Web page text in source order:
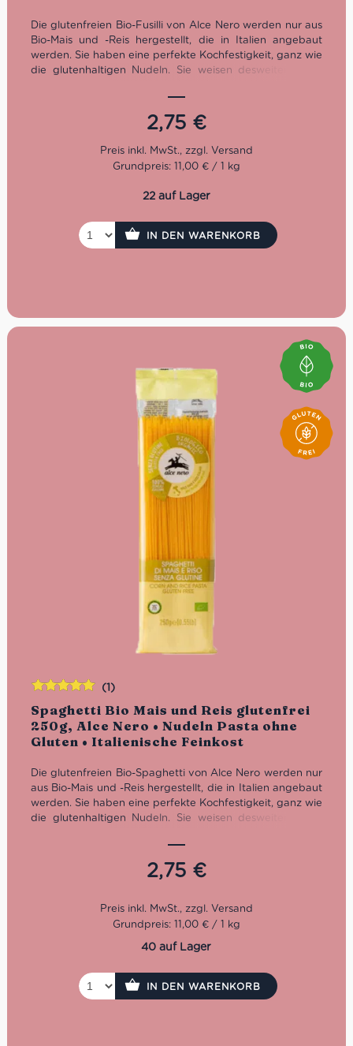
Die glutenfreien Bio-Fusilli von Alce Nero werden nur aus
Bio-Mais und -Reis hergestellt, die in Italien angebaut
werden. Sie haben eine perfekte Kochfestigkeit, ganz wie
die glutenhaltigen Nudeln. Sie weisen desweiteren die
wohlriechenden Geschmack, ganz wie wir ihn kennen!
Ideal in Kombination mit Saucen auf Tomatenbasis.
2,75 €
Grundpreis: 11,00 € / 1 kg
22 auf Lager
IN DEN WARENKORB
Spaghetti Bio Mais und Reis glutenfrei
250g, Alce Nero • Nudeln Pasta ohne
Gluten • Italienische Feinkost
(1)
Die glutenfreien Bio-Spaghetti von Alce Nero werden nur
aus Bio-Mais und -Reis hergestellt, die in Italien angebaut
werden. Sie haben eine perfekte Kochfestigkeit, ganz wie
die glutenhaltigen Nudeln. Sie weisen desweiteren die
wohlriechenden Geschmack, ganz wie wir ihn kennen!
Ideal in Kombination mit Saucen auf Tomatenbasis. Wir
empfehlen sie auch für die klassischen italienischen
oder aglio e olio ohne Gluten.
2,75 €
Bewertet
mit5.00von
5
Grundpreis: 11,00 € / 1 kg
40 auf Lager
IN DEN WARENKORB